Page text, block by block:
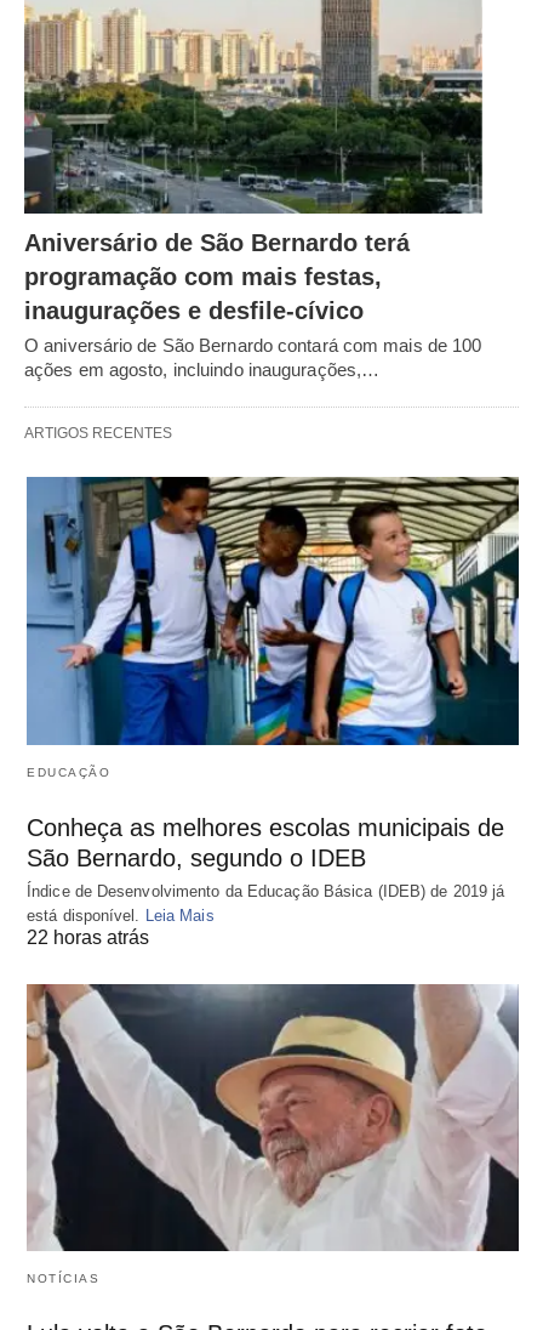
Aniversário de São Bernardo terá
programação com mais festas,
inaugurações e desfile-cívico
O aniversário de São Bernardo contará com mais de 100
ações em agosto, incluindo inaugurações,…
ARTIGOS RECENTES
EDUCAÇÃO
Conheça as melhores escolas municipais de
São Bernardo, segundo o IDEB
Índice de Desenvolvimento da Educação Básica (IDEB) de 2019 já
está disponível.
Leia Mais
22 horas atrás
NOTÍCIAS